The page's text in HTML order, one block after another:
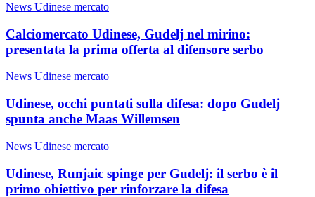
News Udinese mercato
Calciomercato Udinese, Gudelj nel mirino:
presentata la prima offerta al difensore serbo
News Udinese mercato
Udinese, occhi puntati sulla difesa: dopo Gudelj
spunta anche Maas Willemsen
News Udinese mercato
Udinese, Runjaic spinge per Gudelj: il serbo è il
primo obiettivo per rinforzare la difesa